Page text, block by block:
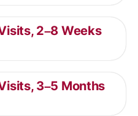
2–8 Weeks
3–5 Months